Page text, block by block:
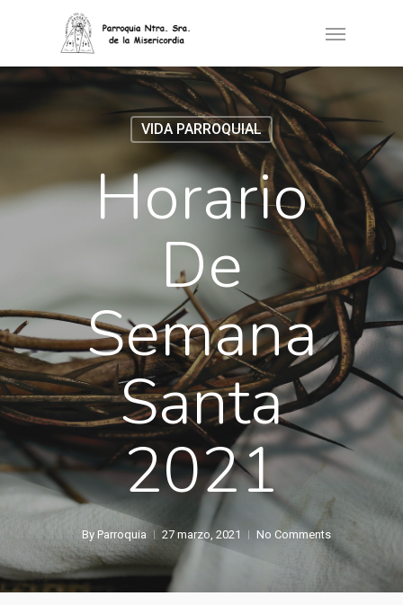
VIDA PARROQUIAL
Horario
De
Semana
Santa
2021
By Parroquia 27 marzo, 2021 No Comments